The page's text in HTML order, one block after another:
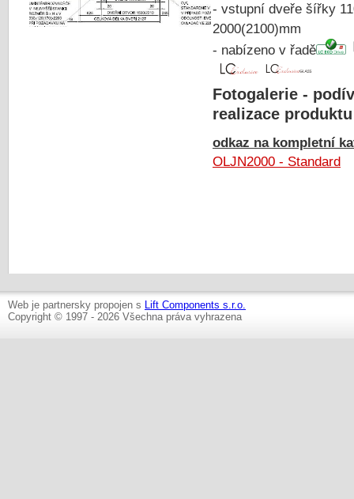
- vstupní dveře šířky
2000(2100)mm
- nabízeno v řadě
Fotogalerie -
realizace produktu
odkaz na kompletní
OLJN2000 - Standard
Web je partnersky propojen s
Lift Components s.r.o.
Copyright © 1997 - 2026 Všechna práva vyhrazena